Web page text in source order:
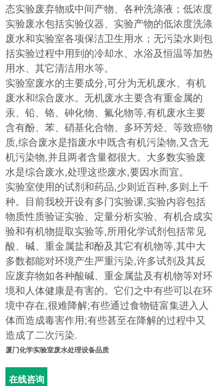
态实验废弃物或中间产物、各种洗涤液；低浓度
实验废水包括实验仪器、实验产物的低浓度洗涤
废水和实验室各项保洁卫生用水；无污染水则包
括实验过程中用到的冷却水、水浴及恒温等加热
用水、其它清洁用水等。
实验室废水的主要成分,可分为无机废水、有机
废水和综合废水。无机废水主要含有重金属的
汞、铅、铬、砷化物、氟化物等,有机废水主要
含有酚、苯、硝基化合物、多环芳烃、等致癌物
质,综合废水是指废水中既含有机污染物,又含无
机污染物,并且两者含量都很大。大多数实验废
水是综合废水,处理这些废水,要因水而宜。
实验室使用的试剂和药品,少则近百种,多则上千
种。目前我校开设有多门实验课,实验内容包括
物质性质验证实验、定量分析实验、有机合成实
验和有机物提取实验等,所用化学试剂包括常见
酸、碱、重金属盐和酚及其它有机物等,其中大
多数都能对环境产生严重污染,许多试剂及其反
应废弃物如各种酸碱、重金属盐及有机物等对环
境和人体健康是有害的。它们之中有些可以在环
境中存在,很难降解;有些通过食物链富集进入人
体而造成毒害作用;有些甚至在降解的过程中又
造成了二次污染.
厦门化学实验室废水处理设备品质
在线咨询